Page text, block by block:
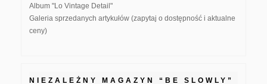
Album "Lo Vintage Detail"
Galeria sprzedanych artykułów (zapytaj o dostępność i aktualne
ceny)
NIEZALEŻNY MAGAZYN “BE SLOWLY”